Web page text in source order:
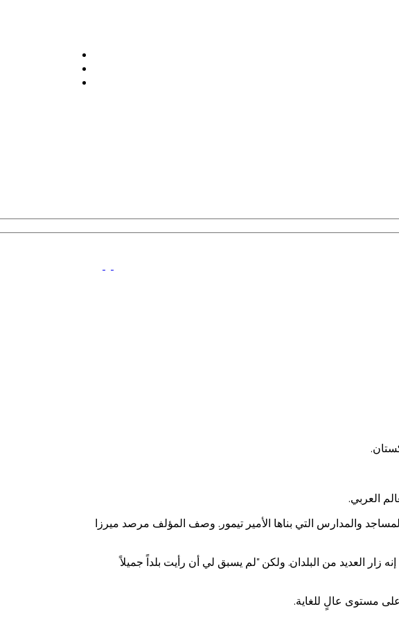
والمدارس التي بناها الأمير تيمور. وصف المؤلف مرصد ميرزا
زار العديد من البلدان. ولكن "لم يسبق لي أن رأيت بلداً جميلاً
مستوى عالٍ للغاية.